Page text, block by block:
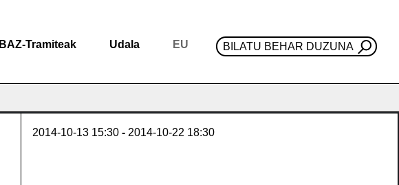
BAZ-Tramiteak Udala EU BILATU BEHAR DUZUNA
2014-10-13 15:30 - 2014-10-22 18:30